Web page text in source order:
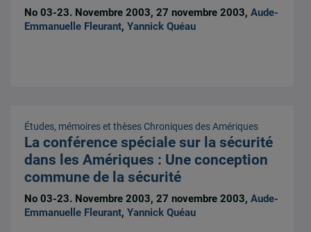
No 03-23. Novembre 2003, 27 novembre 2003,Aude-
Emmanuelle Fleurant,Yannick Quéau
Études, mémoires et thèses Chroniques des Amériques
La conférence spéciale sur la sécurité
dans les Amériques : Une conception
commune de la sécurité
No 03-23. Novembre 2003, 27 novembre 2003,Aude-
Emmanuelle Fleurant,Yannick Quéau